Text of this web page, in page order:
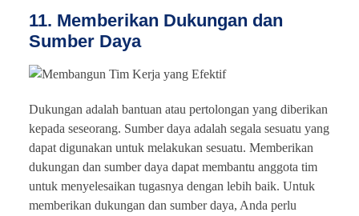
11. Memberikan Dukungan dan
Sumber Daya
Dukungan adalah bantuan atau pertolongan yang diberikan
kepada seseorang. Sumber daya adalah segala sesuatu yang
dapat digunakan untuk melakukan sesuatu. Memberikan
dukungan dan sumber daya dapat membantu anggota tim
untuk menyelesaikan tugasnya dengan lebih baik. Untuk
memberikan dukungan dan sumber daya, Anda perlu